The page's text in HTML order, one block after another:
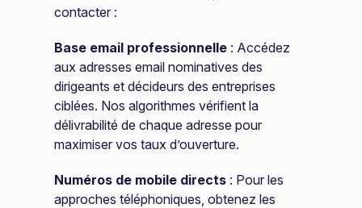
contacter :
Base email professionnelle : Accédez
aux adresses email nominatives des
dirigeants et décideurs des entreprises
ciblées. Nos algorithmes vérifient la
délivrabilité de chaque adresse pour
maximiser vos taux d’ouverture.
Numéros de mobile directs : Pour les
approches téléphoniques, obtenez les